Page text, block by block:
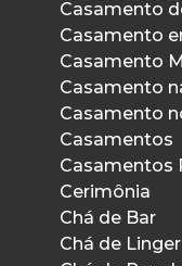
Casamento
Casamento
Casamento
Casamento
Casamento
Casamentos
Casamentos
Cerimônia
Chá de Bar
Chá de